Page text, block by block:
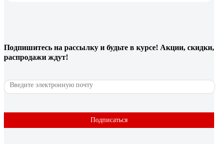
Подпишитесь на рассылку и будьте в курсе! Акции, скидки,
распродажи ждут!
Подписаться